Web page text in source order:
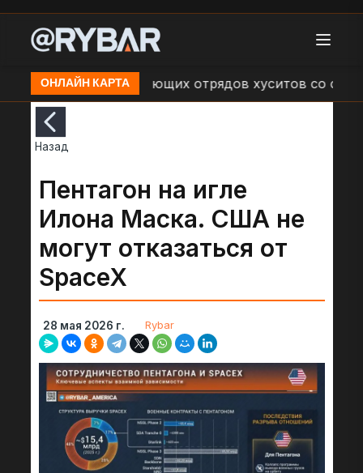
ОНЛАЙН КАРТА
наступающих отрядов хуситов со
Назад
Пентагон на игле
Илона Маска. США не
могут отказаться от
SpaceX
28 мая 2026 г. Rybar